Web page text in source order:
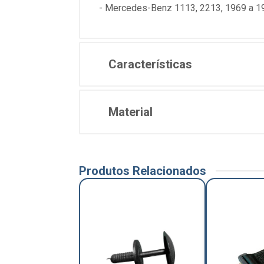
- Mercedes-Benz 1113, 2213, 1969 a
Características
Material
Produtos Relacionados